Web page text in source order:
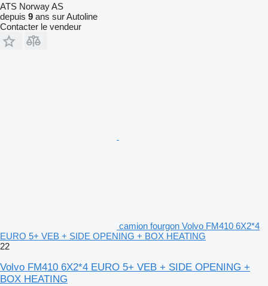
ATS Norway AS
depuis 9 ans sur Autoline
Contacter le vendeur
camion fourgon Volvo FM410 6X2*4
EURO 5+ VEB + SIDE OPENING + BOX HEATING
22
Volvo FM410 6X2*4 EURO 5+ VEB + SIDE OPENING +
BOX HEATING